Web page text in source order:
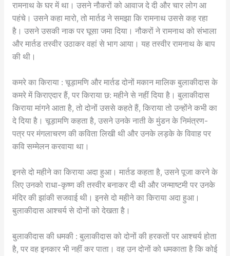
रामनाथ के घर में था। उसने नौकरों को आवाज दे दी और चार लोग आ
पहंचे। उसने कहा मारो, तो मार्तड ने समझा कि रामनाथ उससे कह रहा
है। उसने उसकी नाक पर घूसा जमा दिया। नौकरों ने रामनाथ को संभाला
और मार्तड तस्वीर उठाकर वहां से भाग आया। यह तस्वीर रामनाथ के बाप
की थी।
कमरे का किराया : चूड़ामणि और मार्तड दोनों मकान मालिक बुलाकीदास के
कमरे में किराएदार हैं, पर किराया छ: महीने से नहीं दिया है। बुलाकीदास
किराया मांगने आता है, तो दोनों उससे कहते हैं, किराया तो उन्होंने कभी का
दे दिया है। चूड़ामणि कहता है, उसने उनके नाती के मुंडन के निमंत्रण-
पत्र पर मंगलाचरण की कविता लिखी थी और उनके लड़के के विवाह पर
कवि सम्मेलन करवाया था।
इनसे दो महीने का किराया अदा हुआ। मार्तड कहता है, उसने पूजा करने के
लिए उनको राधा-कृष्ण की तस्वीर बनाकर दी थी और जन्माष्टमी पर उनके
मंदिर की झांकी सजवाई थी। इनसे दो महीने का किराया अदा हुआ।
बुलाकीदास आश्चर्य से दोनों को देखता है।
बुलाकीदास की धमकी : बुलाकीदास को दोनों की हरकतों पर आश्चर्य होता
है, पर वह इनकार भी नहीं कर पाता। वह उन दोनों को धमकाता है कि कोई